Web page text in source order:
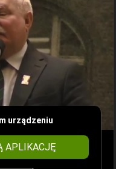
urządzeniu
APLIKACJĘ